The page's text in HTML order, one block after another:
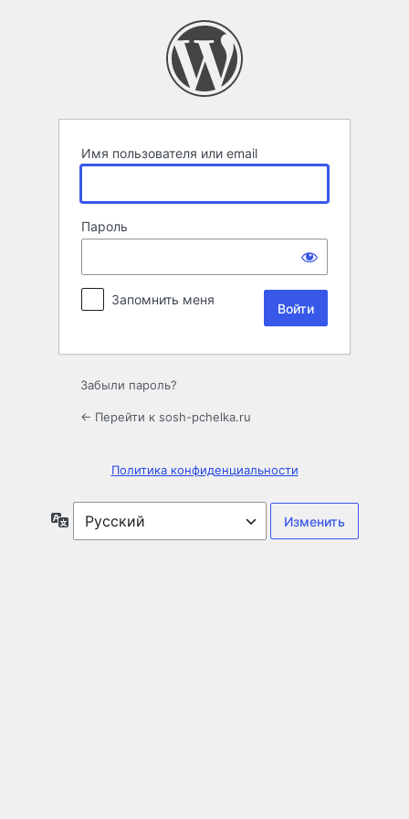
Имя пользователя или email
Пароль
Запомнить меня
Забыли пароль?
← Перейти к sosh-pchelka.ru
Политика конфиденциальности
Язык